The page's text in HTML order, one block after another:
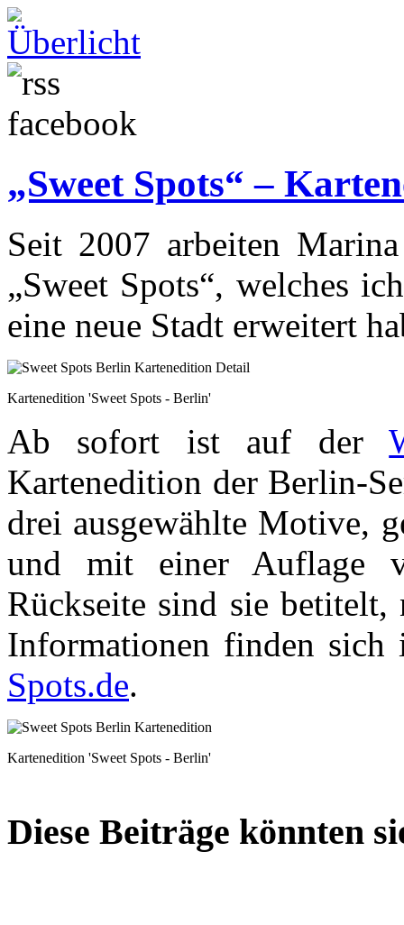
„Sweet Spots“ –
Seit 2007 arbeiten
„Sweet Spots“, welches
eine neue Stadt erweitert
Kartenedition 'Sweet Spots - Berlin'
Ab sofort ist auf der
Kartenedition der Berlin-
drei ausgewählte Motive,
und mit einer Auflage
Rückseite sind sie
Informationen finden
Spots.de.
Kartenedition 'Sweet Spots - Berlin'
Diese Beiträge könnten